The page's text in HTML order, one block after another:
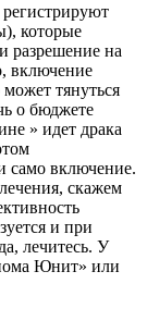
которые
разрешение на
включение
тянуться
о бюджете
» идет драка
само включение.
скажем
и при
лечитесь. У
Юнит» или